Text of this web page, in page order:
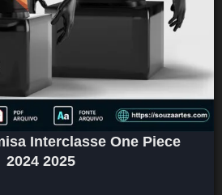
Interclasse One Piece
2024 2025